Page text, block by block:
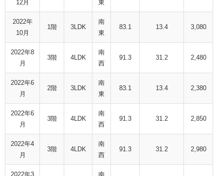
12月
東
2022年
10月
1階 3LDK
南
東
83.1 13.4 3,080
2022年8
月
3階 4LDK
南
西
91.3 31.2 2,480
2022年6
月
2階 3LDK
南
東
83.1 13.4 2,380
2022年6
月
3階 4LDK
南
西
91.3 31.2 2,850
2022年4
月
3階 4LDK
南
西
91.3 31.2 2,980
2022年3
南